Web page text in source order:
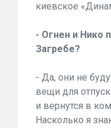
киевское
- Огнен и Нико
Загребе?
- Да, они не
вещи для
и вернутся в
Насколько я